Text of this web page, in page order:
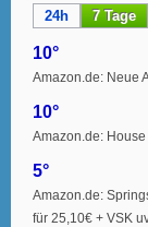
24h 7 Tage
10°
Amazon.de: Neue
10°
Amazon.de:
5°
Amazon.de:
für 25,10€ + VSK